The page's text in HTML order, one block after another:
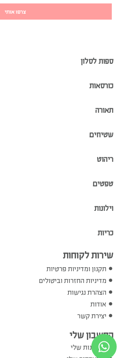
צרפו אותי
ספות לסלון
כורסאות
תאורה
שטיחים
ריהוט
טפטים
וילונות
כריות
שירות לקוחות
תקנון ומדיניות פרטיות
מדיניות החזרות וביטולים
הצהרת נגישות
אודות
יצירת קשר
החשבון שלי
ההזמנות שלי